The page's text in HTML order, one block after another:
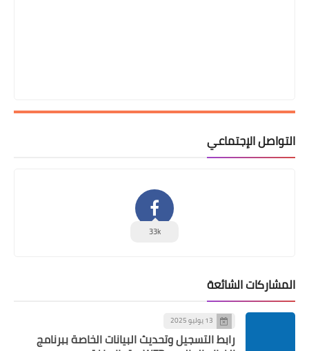
التواصل الإجتماعي
33k
المشاركات الشائعة
13 يوليو 2025
رابط التسجيل وتحديث البيانات الخاصة ببرنامج